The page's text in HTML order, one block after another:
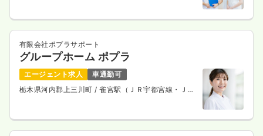
有限会社ポプラサポート
グループホーム ポプラ
エージェント求人
車通勤可
栃木県河内郡上三川町/ 雀宮駅（ＪＲ宇都宮線・ＪＲ